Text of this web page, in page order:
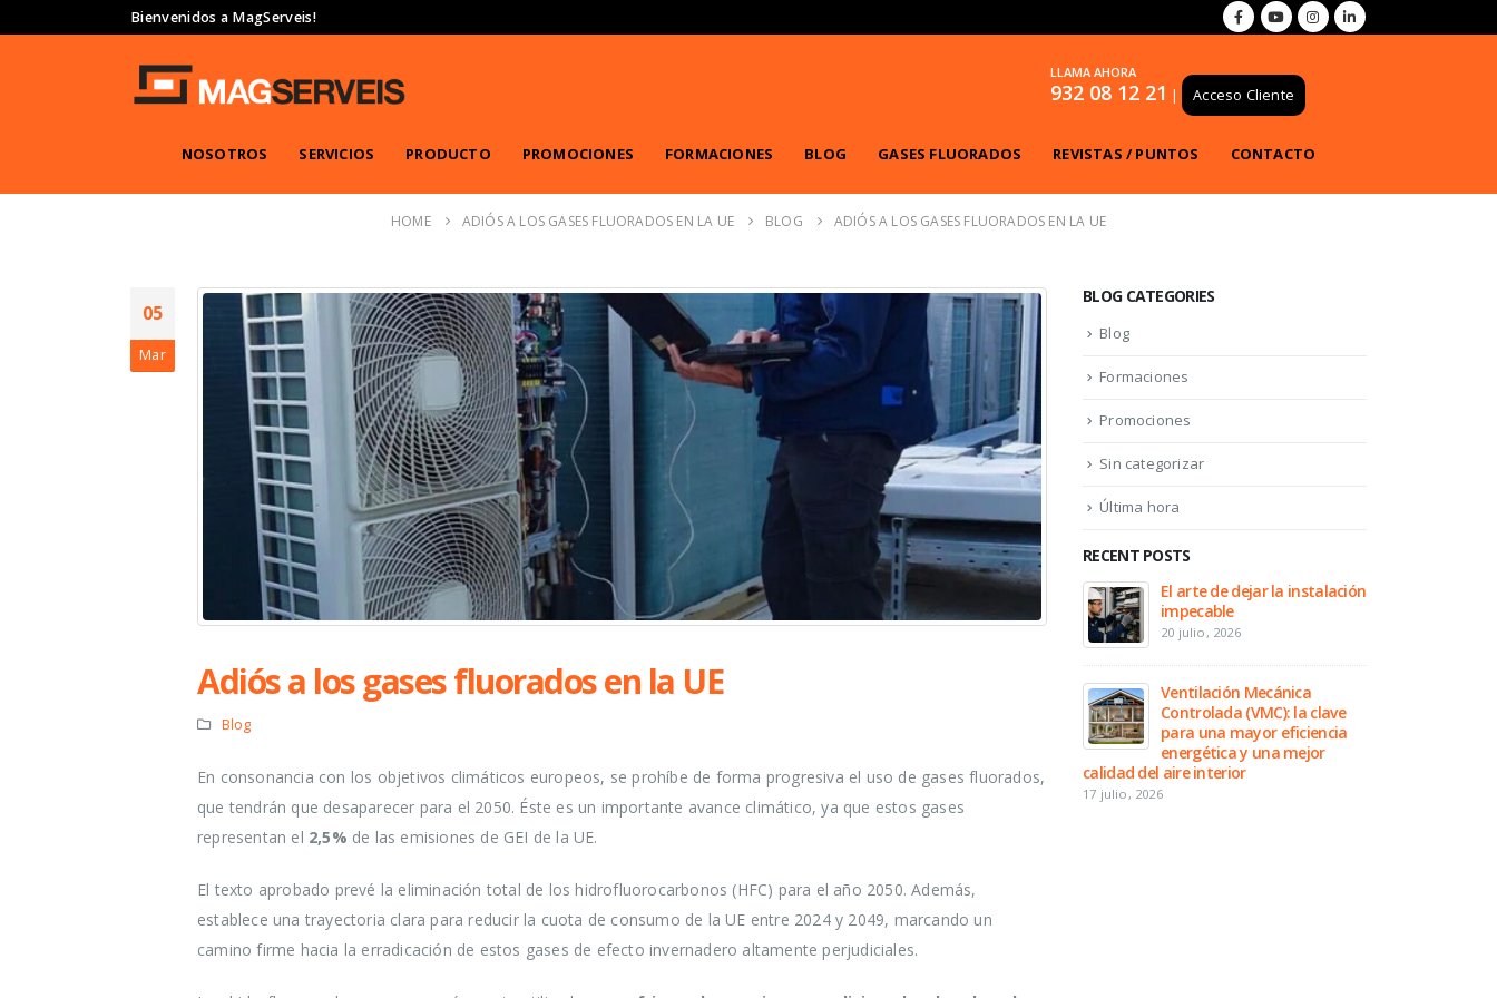
Bienvenidos a MagServeis!
LLAMA AHORA
932 08 12 21 | Acceso Cliente
NOSOTROS SERVICIOS PRODUCTO PROMOCIONES FORMACIONES BLOG GASES FLUORADOS REVISTAS / PUNTOS CONTACTO
HOME ADIÓS A LOS GASES FLUORADOS EN LA UE BLOG ADIÓS A LOS GASES FLUORADOS EN LA UE
05
Mar
Adiós a los gases fluorados en la UE
Blog
En consonancia con los objetivos climáticos europeos, se prohíbe de forma progresiva el uso de gases fluorados,
que tendrán que desaparecer para el 2050. Éste es un importante avance climático, ya que estos gases
representan el 2,5% de las emisiones de GEI de la UE.
El texto aprobado prevé la eliminación total de los hidrofluorocarbonos (HFC) para el año 2050. Además,
establece una trayectoria clara para reducir la cuota de consumo de la UE entre 2024 y 2049, marcando un
camino firme hacia la erradicación de estos gases de efecto invernadero altamente perjudiciales.
BLOG CATEGORIES
Blog
Formaciones
Promociones
Sin categorizar
Última hora
RECENT POSTS
El arte de dejar la instalación
impecable
20 julio, 2026
Ventilación Mecánica
Controlada (VMC): la clave
para una mayor eficiencia
energética y una mejor
calidad del aire interior
17 julio, 2026